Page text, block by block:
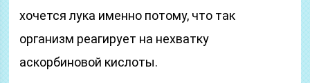
хочется лука именно потому, что так
организм реагирует на нехватку
аскорбиновой кислоты.